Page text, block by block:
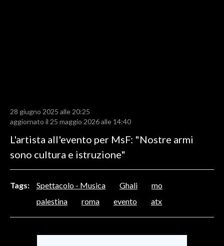
RISULTATI E CLASSIFICHE
CALCIO REGIONALE
BASKET
MOTORI
ALTRI SPORT
28 giugno 2025 alle 20:25
aggiornato il 25 maggio 2026 alle 14:40
L'artista all'evento per MsF: "Nostre armi
sono cultura e istruzione"
Tags: Spettacolo - Musica Ghali
mo
palestina
roma evento atx